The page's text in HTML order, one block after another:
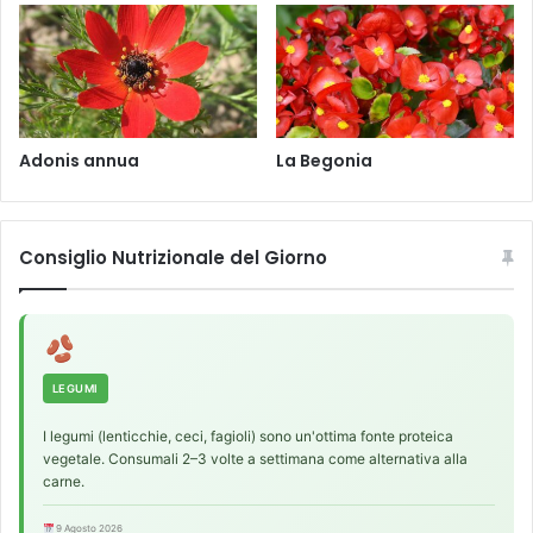
Adonis annua La Begonia
Consiglio Nutrizionale del Giorno
LEGUMI
I legumi (lenticchie, ceci, fagioli) sono un'ottima fonte proteica
vegetale. Consumali 2–3 volte a settimana come alternativa alla
carne.
9 Agosto 2026